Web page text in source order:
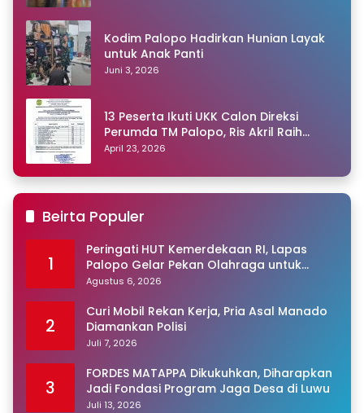
Kodim Palopo Hadirkan Hunian Layak
untuk Anak Panti
Juni 3, 2026
13 Peserta Ikuti UKK Calon Direksi
Perumda TM Palopo, Ris Akril Raih
Peringkat Pertama
April 23, 2026
Beirta Populer
1
Peringati HUT Kemerdekaan RI, Lapas
Palopo Gelar Pekan Olahraga untuk
Warga Binaan
Agustus 6, 2026
2
Curi Mobil Rekan Kerja, Pria Asal Manado
Diamankan Polisi
Juli 7, 2026
3
FORDES MATAPPA Dikukuhkan, Diharapkan
Jadi Fondasi Program Jaga Desa di Luwu
Juli 13, 2026